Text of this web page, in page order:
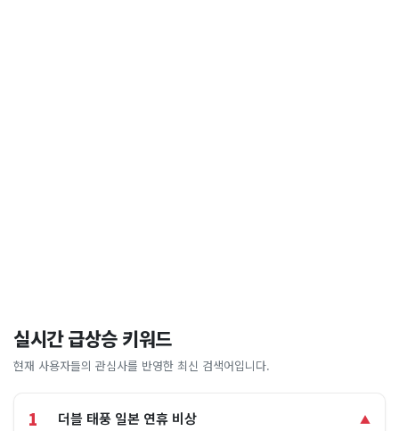
실시간 급상승 키워드
현재 사용자들의 관심사를 반영한 최신 검색어입니다.
1 더블 태풍 일본 연휴 비상 ▲